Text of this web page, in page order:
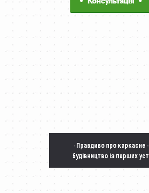
· Правдиво про каркасне ·
будівництво із перших уст